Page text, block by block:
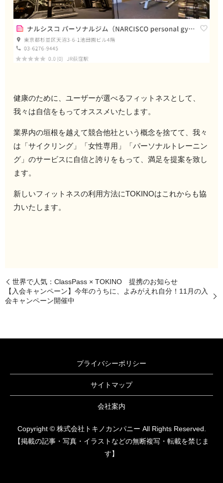
健康のために、ユーザーが選べるフィットネスとして、
我々は自信をもってオススメいたします。
業界内の垣根を越えて競合他社という概念を捨てて、我々
は「サイクリング」「女性専用」「パーソナルトレーニン
グ」のサービスに自信と誇りをもって、満足を提案を致し
ます。
新しいフィットネスの利用方法にTOKINOはこれからも協
力いたします。
世界で人気：ClassPass × TOKINO 提携のお知らせ
【入会キャンペーン】今年のうちに、よみがえれ自分！11月の入
会キャンペーン開催中
プライバシーポリシー
サイトマップ
会社案内
Copyright © 株式会社トキノカンパニー All Rights Reserved.
【掲載の記事・写真・イラストなどの無断複写・転載を禁じま
す】